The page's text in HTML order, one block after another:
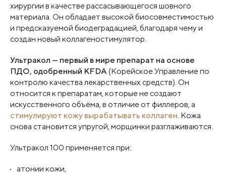
хирургии в качестве рассасывающегося шовного
материала. Он обладает высокой биосовместимостью
и предсказуемой биодеградацией, благодаря чему и
создан новый коллагеностимулятор.
Ультракол — первый в мире препарат на основе
ПДО, одобренный KFDA(Корейское Управление по
контролю качества лекарственных средств). Он
относится к препаратам, которые не создают
искусственного объёма, в отличие от филлеров, а
стимулируют кожу вырабатывать коллаген. Кожа
снова становится упругой, морщинки разглаживаются.
Ультракол 100 применяется при:
атонии кожи,